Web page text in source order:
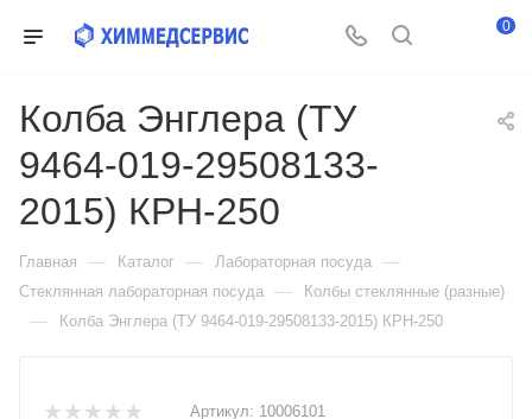
0
Колба Энглера (ТУ
9464-019-29508133-
2015) КРН-250
Главная — Каталог — Лабораторная посуда —
Стеклянная лабораторная посуда — Колбы стеклянные (разные)
— Колба Энглера (ТУ 9464-019-29508133-2015) КРН-250
Артикул: 10006101